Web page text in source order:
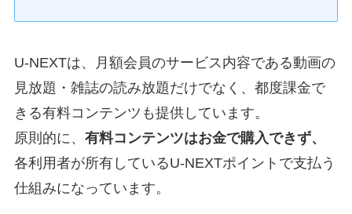
U-NEXTは、月額会員のサービス内容である動画の
見放題・雑誌の読み放題だけでなく、都度課金で
きる有料コンテンツも提供しています。
原則的に、 有料コンテンツはお金で購入できず、
各利用者が所有しているU-NEXTポイントで支払う
仕組みになっています。